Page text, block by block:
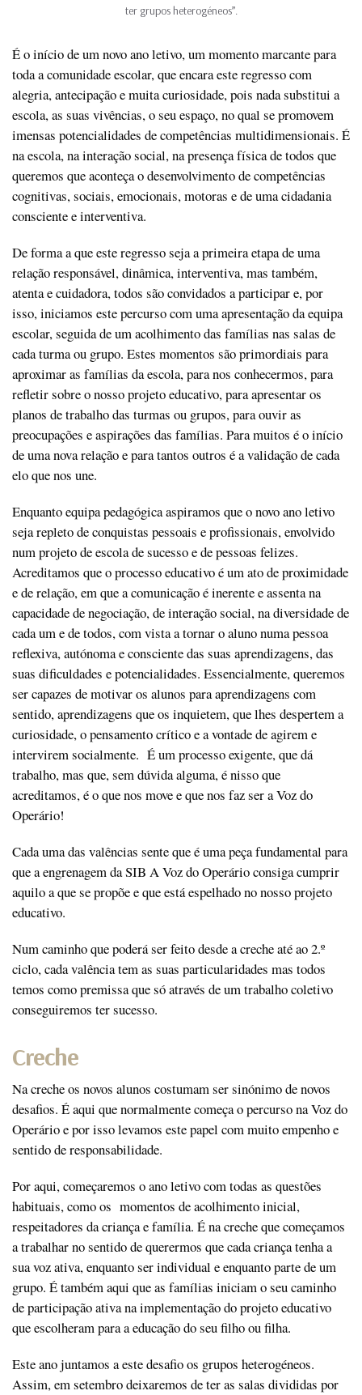
ter grupos heterogéneos”.
É o início de um novo ano letivo, um momento marcante para
toda a comunidade escolar, que encara este regresso com
alegria, antecipação e muita curiosidade, pois nada substitui a
escola, as suas vivências, o seu espaço, no qual se promovem
imensas potencialidades de competências multidimensionais. É
na escola, na interação social, na presença física de todos que
queremos que aconteça o desenvolvimento de competências
cognitivas, sociais, emocionais, motoras e de uma cidadania
consciente e interventiva.
De forma a que este regresso seja a primeira etapa de uma
relação responsável, dinâmica, interventiva, mas também,
atenta e cuidadora, todos são convidados a participar e, por
isso, iniciamos este percurso com uma apresentação da equipa
escolar, seguida de um acolhimento das famílias nas salas de
cada turma ou grupo. Estes momentos são primordiais para
aproximar as famílias da escola, para nos conhecermos, para
refletir sobre o nosso projeto educativo, para apresentar os
planos de trabalho das turmas ou grupos, para ouvir as
preocupações e aspirações das famílias. Para muitos é o início
de uma nova relação e para tantos outros é a validação de cada
elo que nos une.
Enquanto equipa pedagógica aspiramos que o novo ano letivo
seja repleto de conquistas pessoais e profissionais, envolvido
num projeto de escola de sucesso e de pessoas felizes.
Acreditamos que o processo educativo é um ato de proximidade
e de relação, em que a comunicação é inerente e assenta na
capacidade de negociação, de interação social, na diversidade de
cada um e de todos, com vista a tornar o aluno numa pessoa
reflexiva, autónoma e consciente das suas aprendizagens, das
suas dificuldades e potencialidades. Essencialmente, queremos
ser capazes de motivar os alunos para aprendizagens com
sentido, aprendizagens que os inquietem, que lhes despertem a
curiosidade, o pensamento crítico e a vontade de agirem e
intervirem socialmente. É um processo exigente, que dá
trabalho, mas que, sem dúvida alguma, é nisso que
acreditamos, é o que nos move e que nos faz ser a Voz do
Operário!
Cada uma das valências sente que é uma peça fundamental para
que a engrenagem da SIB A Voz do Operário consiga cumprir
aquilo a que se propõe e que está espelhado no nosso projeto
educativo.
Num caminho que poderá ser feito desde a creche até ao 2.º
ciclo, cada valência tem as suas particularidades mas todos
temos como premissa que só através de um trabalho coletivo
conseguiremos ter sucesso.
Creche
Na creche os novos alunos costumam ser sinónimo de novos
desafios. É aqui que normalmente começa o percurso na Voz do
Operário e por isso levamos este papel com muito empenho e
sentido de responsabilidade.
Por aqui, começaremos o ano letivo com todas as questões
habituais, como os momentos de acolhimento inicial,
respeitadores da criança e família. É na creche que começamos
a trabalhar no sentido de querermos que cada criança tenha a
sua voz ativa, enquanto ser individual e enquanto parte de um
grupo. É também aqui que as famílias iniciam o seu caminho
de participação ativa na implementação do projeto educativo
que escolheram para a educação do seu filho ou filha.
Este ano juntamos a este desafio os grupos heterogéneos.
Assim, em setembro deixaremos de ter as salas divididas por